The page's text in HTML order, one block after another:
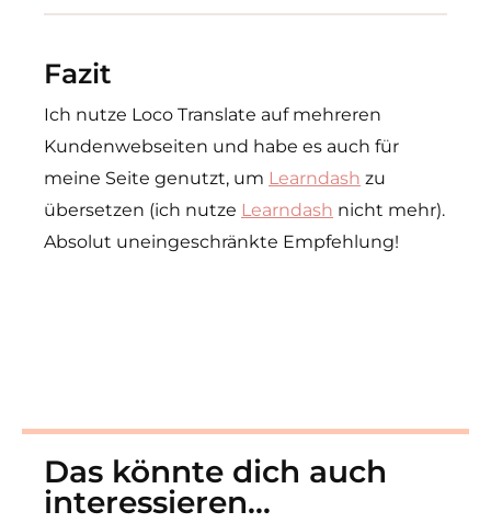
Fazit
Ich nutze Loco Translate auf mehreren
Kundenwebseiten und habe es auch für
meine Seite genutzt, um Learndash zu
übersetzen (ich nutze Learndash nicht mehr).
Absolut uneingeschränkte Empfehlung!
Das könnte dich auch
interessieren...